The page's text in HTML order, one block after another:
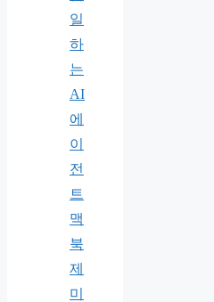
일
하
는
AI
에
이
전
트
맥
북
제
미